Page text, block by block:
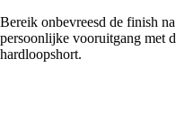
Bereik onbevreesd de finish
persoonlijke vooruitgang met
hardloopshort.